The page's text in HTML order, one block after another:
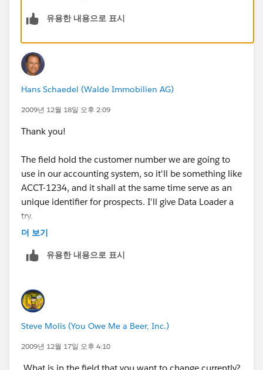
유용한 내용으로 표시
Hans Schaedel (Walde Immobilien AG)
2009년 12월 18일 오후 2:09
Thank you!
The field hold the customer number we are going to
use in our accounting system, so it'll be something like
ACCT-1234, and it shall at the same time serve as an
unique identifier for prospects. I'll give Data Loader a
try.
더 보기
유용한 내용으로 표시
Steve Molis (You Owe Me a Beer, Inc.)
2009년 12월 17일 오후 4:10